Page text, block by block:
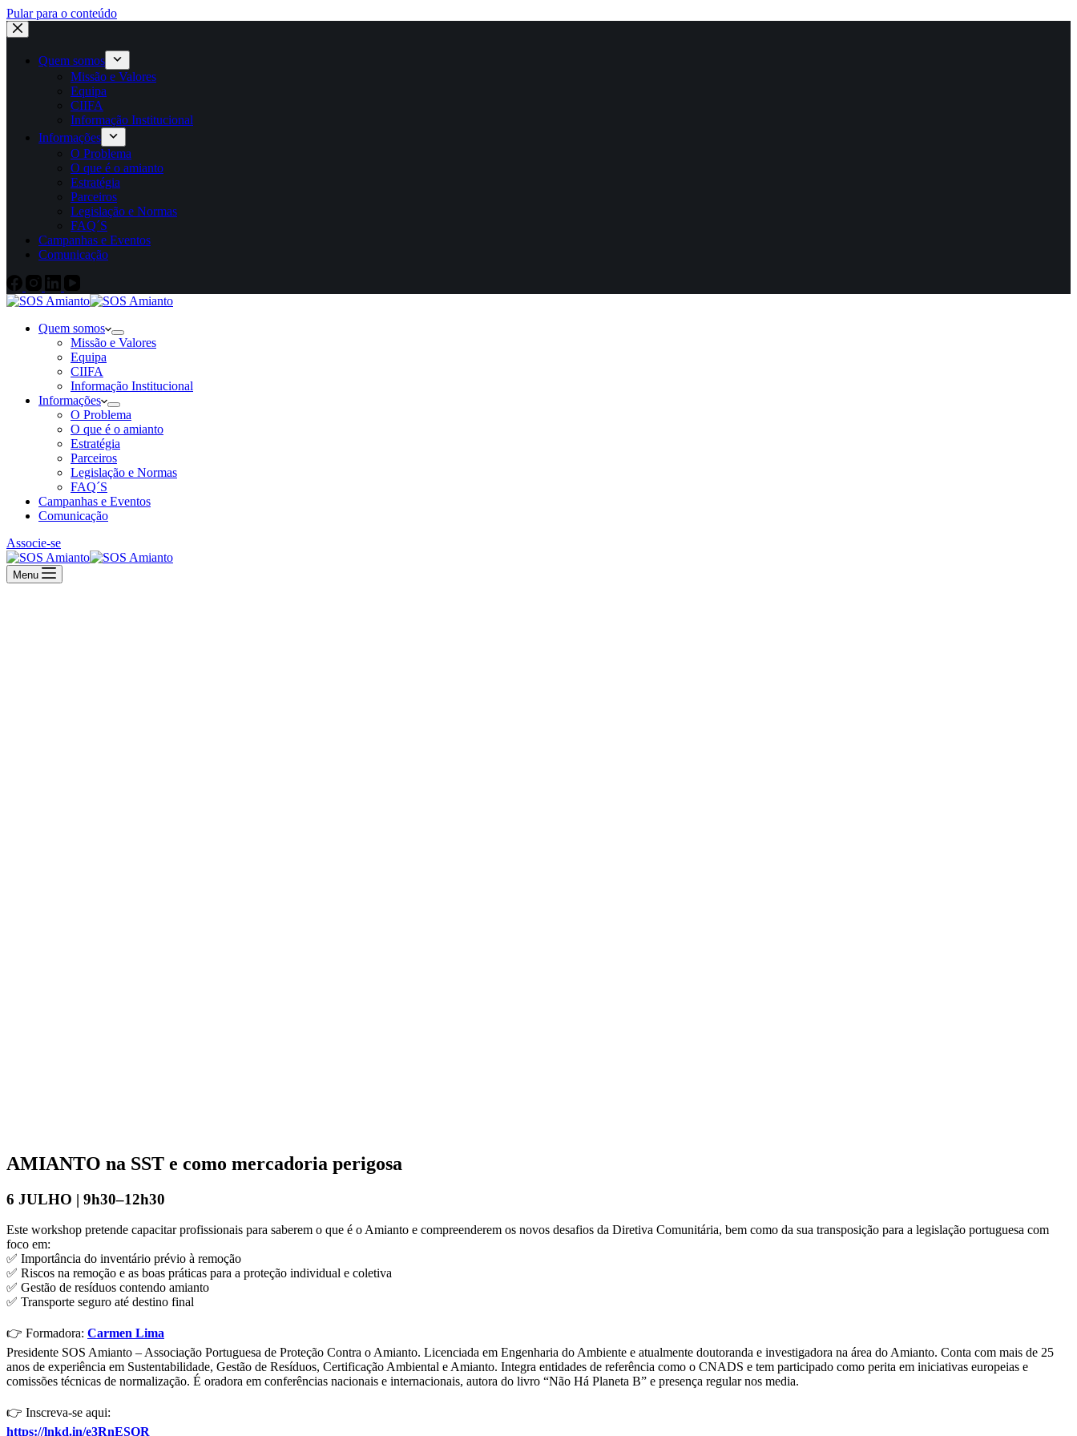
Pular para o conteúdo
Quem somos
Missão e Valores
Equipa
CIIFA
Informação Institucional
Informações
O Problema
O que é o amianto
Estratégia
Parceiros
Legislação e Normas
FAQ´S
Campanhas e Eventos
Comunicação
Quem somos
Missão e Valores
Equipa
CIIFA
Informação Institucional
Informações
O Problema
O que é o amianto
Estratégia
Parceiros
Legislação e Normas
FAQ´S
Campanhas e Eventos
Comunicação
Associe-se
Menu
AMIANTO na SST e como mercadoria perigosa
6 JULHO | 9h30–12h30
Este workshop pretende capacitar profissionais para saberem o que é o Amianto e compreenderem os novos desafios da Diretiva Comunitária, bem como da sua transposição para a legislação portuguesa com
foco em:
✅ Importância do inventário prévio à remoção
✅ Riscos na remoção e as boas práticas para a proteção individual e coletiva
✅ Gestão de resíduos contendo amianto
✅ Transporte seguro até destino final
👉 Formadora: Carmen Lima
Presidente SOS Amianto – Associação Portuguesa de Proteção Contra o Amianto. Licenciada em Engenharia do Ambiente e atualmente doutoranda e investigadora na área do Amianto. Conta com mais de 25
anos de experiência em Sustentabilidade, Gestão de Resíduos, Certificação Ambiental e Amianto. Integra entidades de referência como o CNADS e tem participado como perita em iniciativas europeias e
comissões técnicas de normalização. É oradora em conferências nacionais e internacionais, autora do livro “Não Há Planeta B” e presença regular nos media.
👉 Inscreva-se aqui:
https://lnkd.in/e3RnESQR